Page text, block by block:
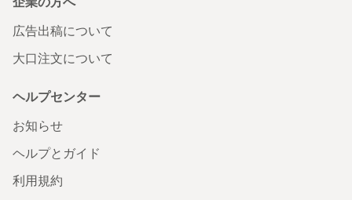
広告出稿について
大口注文について
ヘルプセンター
お知らせ
ヘルプとガイド
利用規約